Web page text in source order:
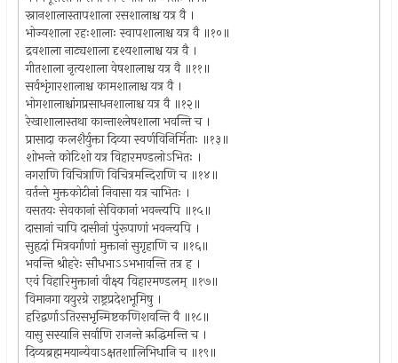
स्नानशालास्तापशाला रसशालाश्च यत्र वै ।
भोज्यशाला रहःशालाः स्वापशालाश्च यत्र वै ॥१०॥
द्रवशाला नाट्यशाला दृश्यशालाश्च यत्र वै ।
गीतशाला नृत्यशाला वेषशालाश्च यत्र वै ॥११॥
सर्वशृंगारशालाश्च कामशालाश्च यत्र वै ।
भोगशालाश्चांगप्रसाधनशालाश्च यत्र वै ॥१२॥
रेखाशालास्तथा कान्ताश्लेषशाला भवन्ति च ।
प्रासादा कलशैर्युक्ता दिव्या स्वर्णविनिर्मिताः ॥१३॥
शोभन्ते कोटिशो यत्र विहारमण्डलोऽभितः ।
नगराणि विचित्राणि विचित्रमन्दिराणि च ॥१४॥
वर्तन्ते मुक्तकोटीनां निवासा यत्र चाभितः ।
वसतयः सेवकानां सेविकानां भवन्त्यपि ॥१५॥
दासानां चापि दासीनां पुंरूपाणां भवन्त्यपि ।
सुहृदां मित्रवर्गाणां मुक्तानां सुगृहाणि च ॥१६॥
भवन्ति श्रीहरेः सौधभाऽऽभभावन्ति तत्र ह ।
एवं विहारिमुक्तानां वीक्ष्य विहारमण्डलम् ॥१७॥
विमानगा ययुरग्रे राष्ट्रप्रदेशभूमिषु ।
हरिद्वर्णाऽतिरसभृन्मिष्टकणिशवन्ति वै ॥१८॥
यासु सस्यानि सर्वाणि राजन्ते ऋद्धिमन्ति च ।
दिव्यब्रह्ममयान्येवाऽक्षतशालिभिधानि च ॥१९॥